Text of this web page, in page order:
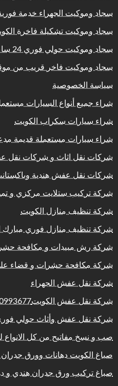
سجاد وموكيت الجهراء خدمة
سجاد وموكيت تشكيلة فاخرة
سجاد وموكيت حولي فوري 24 ساعة
سجاد وموكيت فاخر قريب من
سياسة الخصوصية
شراء جميع أنواع السيارات
شراء سيارات سكراب الكويت
شراء سيارات مستعملة قديمة
شركات نقل اثاث و شركات نقل
شركات نقل عفش هندية
شركة تركيب ستلايت مركزي و
شركة تنظيف منازل الكويت
شركة تنظيف منازل فوري مبارك
شركة رش مبيدات و مكافحة
شركة مكافحة حشرات و قضاء
شركة نقل عفش الجهراء
شركة نقل عفش الكويت50993677
شركة نقل عفش وأثاث حولي
صب و نسخ مفاتيح من كل الانواع
صباغ الكويت دهانات وورق
صباغ تركيب ورق جدران هندي و